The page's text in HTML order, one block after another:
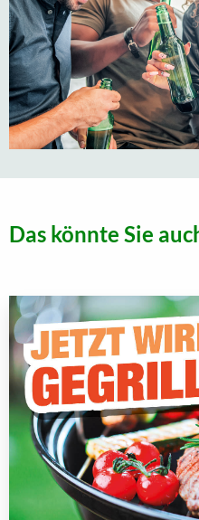
Das könnte Sie